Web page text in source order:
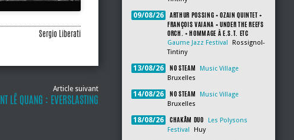
Sergio Liberati
Article suivant
LÊ QUANG : EVERSLASTING
09/08/26
ARTHUR POSSING + OZAIN QUINTET +
FRANÇOIS VAIANA + UNDER THE REEFS
ORCH. + HOMMAGE À E.S.T. ETC
Gaume Jazz Festival
Rossignol-
Tintiny
13/08/26 NO STEAM
Music Village
Bruxelles
14/08/26 NO STEAM
Music Village
Bruxelles
18/08/26 CHAKÂM DUO
Les Polysons
Festival
Huy